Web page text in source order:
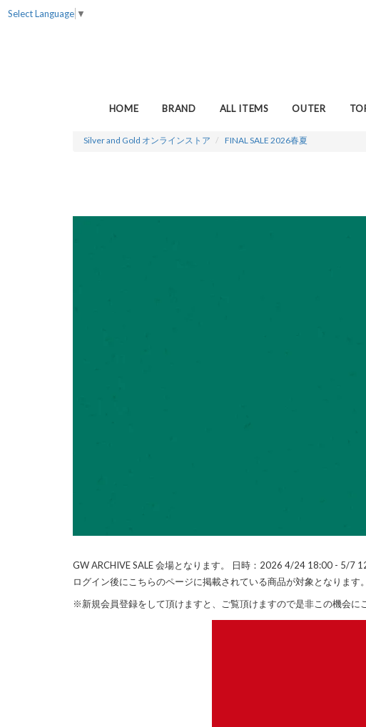
HOME BRAND ALL ITEMS OUTER
Select Language ▼
Silver and Gold オンラインストア FINAL SALE 2026春夏
GW ARCHIVE SALE 会場となります。 日時：2026 4/24 18:00 - 5/7
ログイン後にこちらのページに掲載されている商品が対象となります。
※新規会員登録をして頂けますと、ご覧頂けますので是非この機会に